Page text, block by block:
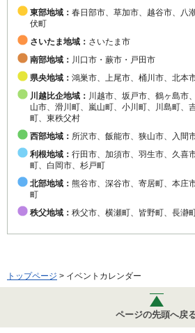
東部地域： 春日部市、草加市、越谷市、八
伏町
さいたま地域： さいたま市
南部地域： 川口市・蕨市・戸田市
県央地域： 鴻巣市、上尾市、桶川市、北本
川越比企地域： 川越市、坂戸市、鶴ヶ島市
山市、滑川町、嵐山町、小川町、川島町、
町、東秩父村
西部地域： 所沢市、飯能市、狭山市、入間
利根地域： 行田市、加須市、羽生市、久喜
町、白岡市、杉戸町
北部地域： 熊谷市、深谷市、寄居町、本庄
町
秩父地域： 秩父市、横瀬町、皆野町、長瀞
トップページ > イベントカレンダー
ページの先頭へ戻